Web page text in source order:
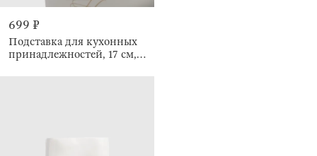
699 ₽
Подставка для кухонных
принадлежностей, 17 см,